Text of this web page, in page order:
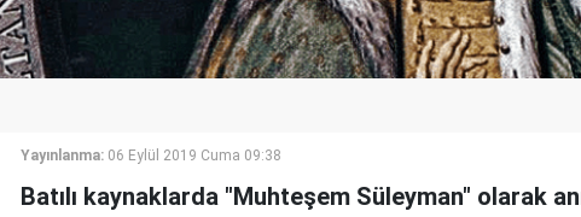
Yayınlanma: 06 Eylül 2019 Cuma 09:38
Batılı kaynaklarda "Muhteşem Süleyman" olarak